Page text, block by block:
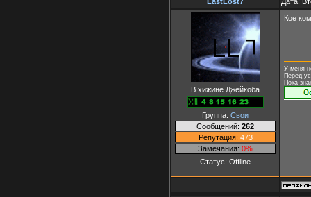
В хижине Джейкоба
Группа: Свои
Сообщений: 262
Репутация: 473
Замечания: 0%
Статус: Offline
Кое
У меня
Перед
Пока